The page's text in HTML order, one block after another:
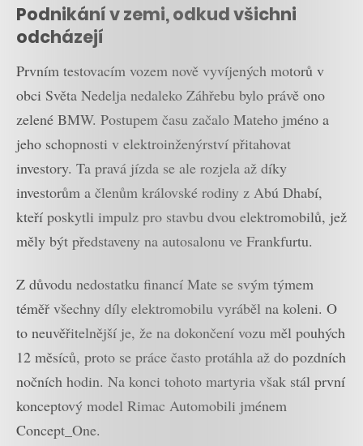
Podnikání v zemi, odkud všichni
odcházejí
Prvním testovacím vozem nově vyvíjených motorů v
obci Světa Nedelja nedaleko Záhřebu bylo právě ono
zelené BMW. Postupem času začalo Mateho jméno a
jeho schopnosti v elektroinženýrství přitahovat
investory. Ta pravá jízda se ale rozjela až díky
investorům a členům královské rodiny z Abú Dhabí,
kteří poskytli impulz pro stavbu dvou elektromobilů, jež
měly být představeny na autosalonu ve Frankfurtu.
Z důvodu nedostatku financí Mate se svým týmem
téměř všechny díly elektromobilu vyráběl na koleni. O
to neuvěřitelnější je, že na dokončení vozu měl pouhých
12 měsíců, proto se práce často protáhla až do pozdních
nočních hodin. Na konci tohoto martyria však stál první
konceptový model Rimac Automobili jménem
Concept_One.